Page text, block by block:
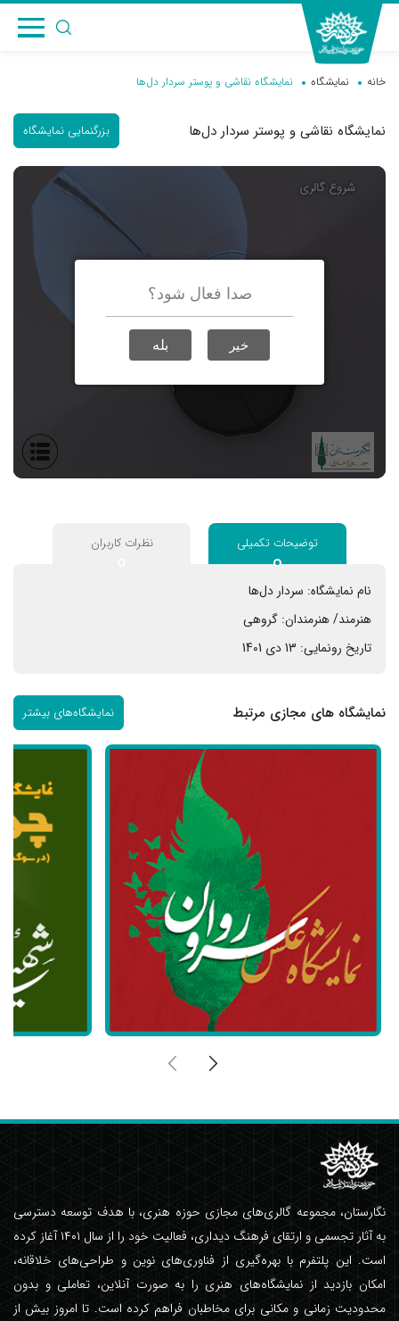
خانه نمایشگاه نمایشگاه نقاشی و پوستر سردار دل‌ها
نمایشگاه نقاشی و پوستر سردار دل‌ها بزرگنمایی نمایشگاه
توضیحات تکمیلی نظرات کاربران
نام نمایشگاه: سردار دل‌ها
هنرمند/ هنرمندان: گروهی
تاریخ رونمایی: 13 دی 1401
نمایشگاه های مجازی مرتبط نمایشگاه‌های بیشتر
نگارستان، مجموعه گالری‌های مجازی حوزه هنری، با هدف توسعه دسترسی
به آثار تجسمی و ارتقای فرهنگ دیداری، فعالیت خود را از سال ۱۴۰۱ آغاز کرده
است. این پلتفرم با بهره‌گیری از فناوری‌های نوین و طراحی‌های خلاقانه،
امکان بازدید از نمایشگاه‌های هنری را به صورت آنلاین، تعاملی و بدون
محدودیت زمانی و مکانی برای مخاطبان فراهم کرده است. تا امروز بیش از